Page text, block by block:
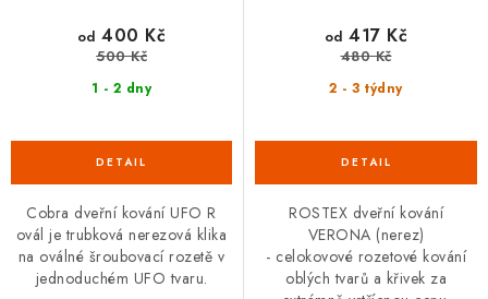
1 - 2 dny
od 400 Kč
500 Kč
Cobra dveřní kování UFO R
ovál je trubková nerezová klika
na oválné šroubovací rozetě v
jednoduchém UFO tvaru.
2 - 3 týdny
od 417 Kč
480 Kč
ROSTEX dveřní kování
VERONA (nerez)
- celokovové rozetové kování
oblých tvarů a křivek za